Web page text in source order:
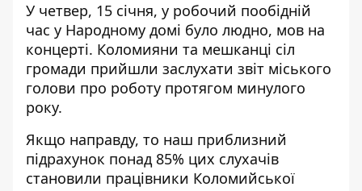
У четвер, 15 січня, у робочий пообідній
час у Народному домі було людно, мов на
концерті. Коломияни та мешканці сіл
громади прийшли заслухати звіт міського
голови про роботу протягом минулого
року.
Якщо направду, то наш приблизний
підрахунок понад 85% цих слухачів
становили працівники Коломийської